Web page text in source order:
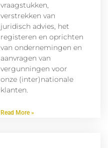
vraagstukken,
verstrekken van
juridisch advies, het
registeren en oprichten
van ondernemingen en
aanvragen van
vergunningen voor
onze (inter)nationale
klanten.
Read More »